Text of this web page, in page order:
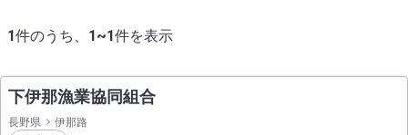
1件のうち、 1~1件を表示
下伊那漁業協同組合
長野県 伊那路